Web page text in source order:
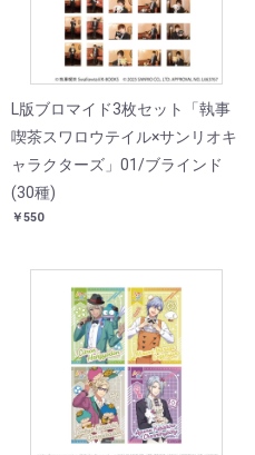
L版ブロマイド3枚セット「執事
喫茶スワロウテイル×サンリオキ
ャラクターズ」01/ブラインド
(30種)
￥550